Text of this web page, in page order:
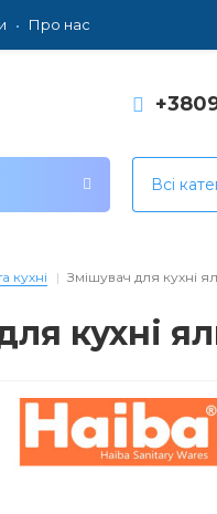
Про нас
Всі
кухні Змішувач для кухні
кухні